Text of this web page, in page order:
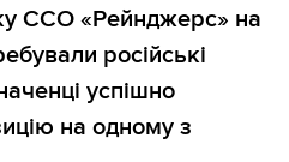
ССО «Рейнджерс» на
російські
успішно
на одному з